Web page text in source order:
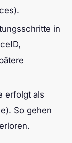
in
erfolgt als
So gehen